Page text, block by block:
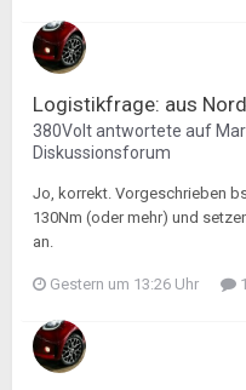
Logistikfrage: aus
380Voltantwortete auf
Diskussionsforum
Jo, korrekt. Vorgeschrieben
130Nm (oder mehr) und
an.
Gestern um 13:26 Uhr